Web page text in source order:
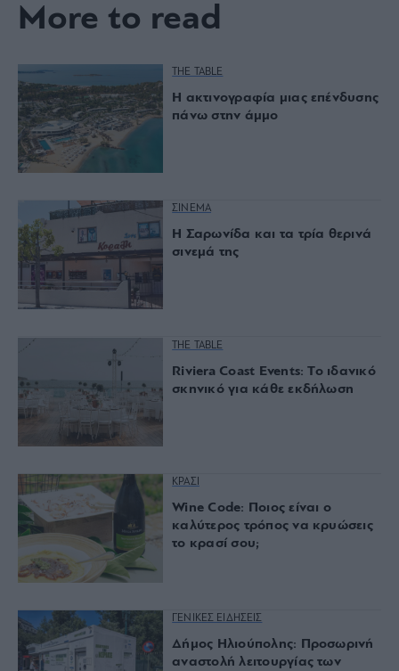
More to read
THE TABLE
Η ακτινογραφία μιας επένδυσης
πάνω στην άμμο
ΣΙΝΕΜΑ
Η Σαρωνίδα και τα τρία θερινά
σινεμά της
THE TABLE
Riviera Coast Events: Το ιδανικό
σκηνικό για κάθε εκδήλωση
ΚΡΑΣΙ
Wine Code: Ποιος είναι ο
καλύτερος τρόπος να κρυώσεις
το κρασί σου;
ΓΕΝΙΚΕΣ ΕΙΔΗΣΕΙΣ
Δήμος Ηλιούπολης: Προσωρινή
αναστολή λειτουργίας των